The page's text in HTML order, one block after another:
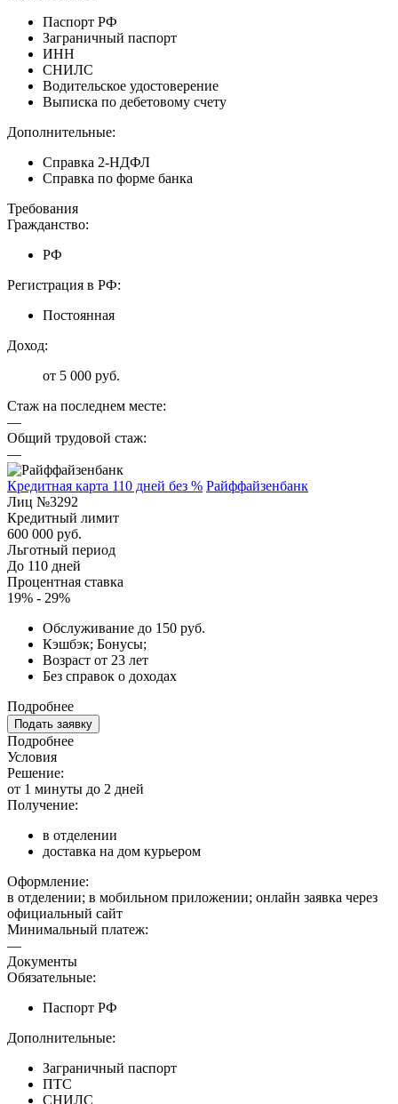
Паспорт РФ
Заграничный паспорт
ИНН
СНИЛС
Водительское удостоверение
Выписка по дебетовому счету
Дополнительные:
Справка 2-НДФЛ
Справка по форме банка
Требования
Гражданство:
РФ
Регистрация в РФ:
Постоянная
Доход:
от 5 000 руб.
Стаж на последнем месте:
—
Общий трудовой стаж:
—
Кредитная карта 110 дней без % Райффайзенбанк
Лиц №3292
Кредитный лимит
600 000 руб.
Льготный период
До 110 дней
Процентная ставка
19% - 29%
Обслуживание до 150 руб.
Кэшбэк; Бонусы;
Возраст от 23 лет
Без справок о доходах
Подробнее
Подать заявку
Подробнее
Условия
Решение:
от 1 минуты до 2 дней
Получение:
в отделении
доставка на дом курьером
Оформление:
в отделении; в мобильном приложении; онлайн заявка через
официальный сайт
Минимальный платеж:
—
Документы
Обязательные:
Паспорт РФ
Дополнительные:
Заграничный паспорт
ПТС
СНИЛС